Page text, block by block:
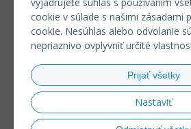
cookie v súlade s našimi zásadami
cookie. Nesúhlas alebo odvolanie
nepriaznivo ovplyvniť určité
Prijať všetky
Nastaviť
Doprava a platba
Všeobecné obchodné
Reklamačný
Používanie súborov
Riešenie sporov online